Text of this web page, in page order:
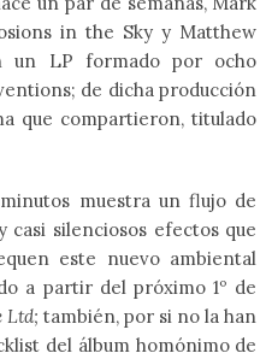
in the Sky y Matthew
un LP formado por ocho
de dicha producción
que compartieron, titulado
muestra un flujo de
casi silenciosos efectos que
este nuevo ambiental
a partir del próximo 1º de
Ltd; también, por si no la han
del álbum homónimo de